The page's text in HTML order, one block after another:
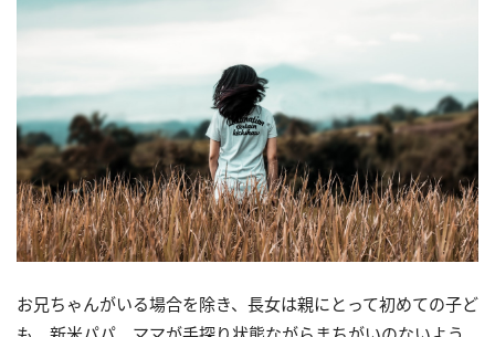
お兄ちゃんがいる場合を除き、長女は親にとって初めての子ど